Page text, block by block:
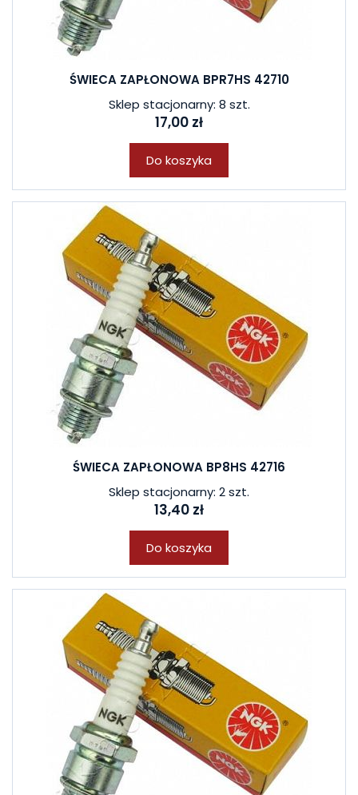
ŚWIECA ZAPŁONOWA BPR7HS 42710
Sklep stacjonarny: 8 szt.
17,00 zł
Do koszyka
ŚWIECA ZAPŁONOWA BP8HS 42716
Sklep stacjonarny: 2 szt.
13,40 zł
Do koszyka